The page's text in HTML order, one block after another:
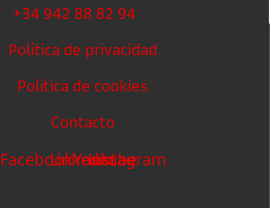
+34 942 88 82 94
Política de privacidad
Política de cookies
Contacto
FacebookLinkedin
Youtube
Instagram